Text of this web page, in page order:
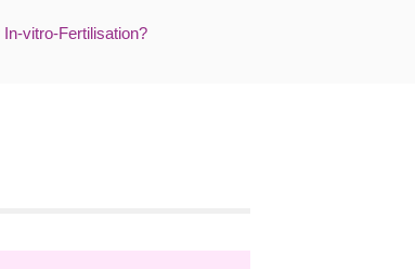
vitro-Fertilisation?